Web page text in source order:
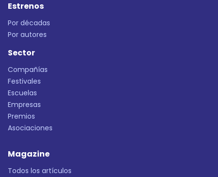
Estrenos
Por décadas
Por autores
Sector
Compañías
Festivales
Escuelas
Empresas
Premios
Asociaciones
Magazine
Todos los artículos